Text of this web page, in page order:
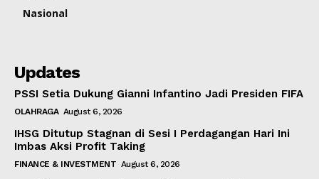
Nasional
Updates
PSSI Setia Dukung Gianni Infantino Jadi Presiden FIFA
OLAHRAGA August 6, 2026
IHSG Ditutup Stagnan di Sesi I Perdagangan Hari Ini
Imbas Aksi Profit Taking
FINANCE & INVESTMENT August 6, 2026